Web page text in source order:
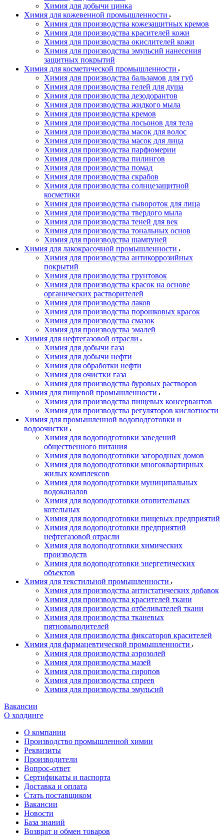
Химия для добычи цинка
Химия для кожевенной промышленности
Химия для производства кожезащитных кремов
Химия для производства красителей кожи
Химия для производства окислителей кожи
Химия для производства эмульсий нанесения
защитных покрытий
Химия для косметической промышленности
Химия для производства бальзамов для губ
Химия для производства гелей для душа
Химия для производства дезодорантов
Химия для производства жидкого мыла
Химия для производства кремов
Химия для производства лосьонов для тела
Химия для производства масок для волос
Химия для производства масок для лица
Химия для производства парфюмерии
Химия для производства пилингов
Химия для производства помад
Химия для производства скрабов
Химия для производства солнцезащитной
косметики
Химия для производства сывороток для лица
Химия для производства твердого мыла
Химия для производства теней для век
Химия для производства тональных основ
Химия для производства шампуней
Химия для лакокрасочной промышленности
Химия для производства антикоррозийных
покрытий
Химия для производства грунтовок
Химия для производства красок на основе
органических растворителей
Химия для производства лаков
Химия для производства порошковых красок
Химия для производства смазок
Химия для производства эмалей
Химия для нефтегазовой отрасли
Химия для добычи газа
Химия для добычи нефти
Химия для обработки нефти
Химия для очистки газа
Химия для производства буровых растворов
Химия для пищевой промышленности
Химия для производства пищевых консервантов
Химия для производства регуляторов кислотности
Химия для промышленной водоподготовки и
водоочистки
Химия для водоподготовки заведений
общественного питания
Химия для водоподготовки загородных домов
Химия для водоподготовки многоквартирных
жилых комплексов
Химия для водоподготовки муниципальных
водоканалов
Химия для водоподготовки отопительных
котельных
Химия для водоподготовки пищевых предприятий
Химия для водоподготовки предприятий
нефтегазовой отрасли
Химия для водоподготовки химических
производств
Химия для водоподготовки энергетических
объектов
Химия для текстильной промышленности
Химия для производства антистатических добавок
Химия для производства красителей ткани
Химия для производства отбеливателей ткани
Химия для производства тканевых
пятновыводителей
Химия для производства фиксаторов красителей
Химия для фармацевтической промышленности
Химия для производства аэрозолей
Химия для производства мазей
Химия для производства сиропов
Химия для производства спреев
Химия для производства эмульсий
Вакансии
О холдинге
О компании
Производство промышленной химии
Реквизиты
Производители
Вопрос-ответ
Сертификаты и паспорта
Доставка и оплата
Стать поставщиком
Вакансии
Новости
База знаний
Возврат и обмен товаров